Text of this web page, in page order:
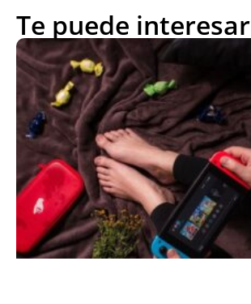
Te puede interesar